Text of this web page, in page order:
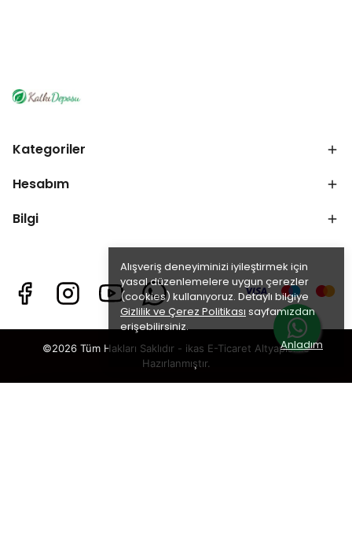
Alışveriş deneyiminizi iyileştirmek için
yasal düzenlemelere uygun çerezler
(cookies) kullanıyoruz. Detaylı bilgiye
Gizlilik ve Çerez Politikası sayfamızdan
erişebilirsiniz.
Anladım
Kategoriler
Hesabım
Bilgi
©2026 Tüm Hakları Saklıdır - ikas E-Ticaret Altyapısı ile
Hazırlanmıştır.